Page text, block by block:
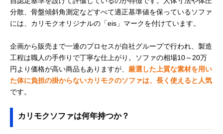
分散、骨盤傾斜角測定などすべて適正基準値を保っているソファ
には、カリモクオリジナルの「eis」マークを付けています。
企画から販売まで一連のプロセスが自社グループで行われ、製造
工程は職人の手作りで丁寧な仕上がり。ソファの相場10～20万
円より価格が高い商品もありますが、 厳選した上質な素材を用い
た体に負担の掛からないカリモクのソファは、長く使えると人気
です。
カリモクソファは何年持つか？